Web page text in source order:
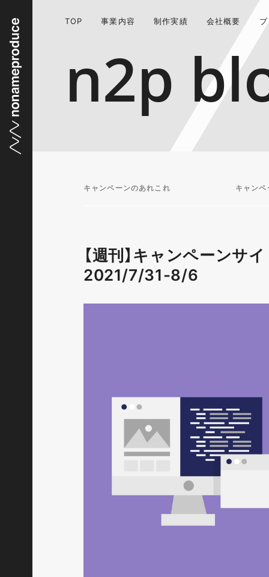
TOP 事業内容 制作実績 会社概要
n2p
キャンペーンのあれこれ キャン
【週刊】キャンペーンサ
2021/7/31-8/6